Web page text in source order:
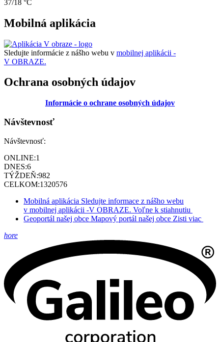
37/18 °C
Mobilná aplikácia
Sledujte informácie z nášho webu v mobilnej aplikácii -
V OBRAZE.
Ochrana osobných údajov
Informácie o ochrane osobných údajov
Návštevnosť
Návštevnosť:
ONLINE:1
DNES:6
TÝŽDEŇ:982
CELKOM:1320576
Mobilná aplikácia Sledujte informace z nášho webu
v mobilnej aplikácii -V OBRAZE. Voľne k stiahnutiu
Geoportál našej obce Mapový portál našej obce Zisti viac
hore